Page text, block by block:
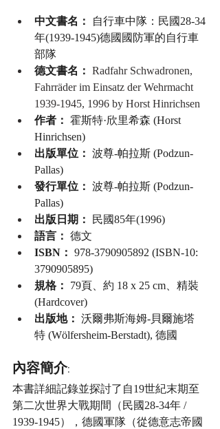
中文書名：
自行車中隊：民國28-34
年(1939-1945)德國國防軍的自行車
部隊
德文書名： Radfahr Schwadronen,
Fahrräder im Einsatz der Wehrmacht
1939-1945, 1996 by Horst Hinrichsen
作者： 霍斯特·欣里希森 (Horst
Hinrichsen)
出版單位： 波尊-帕拉斯 (Podzun-
Pallas)
發行單位： 波尊-帕拉斯 (Podzun-
Pallas)
出版日期：
民國85年(1996)
語言： 德文
ISBN： 978-3790905892 (ISBN-10:
3790905895)
規格：
79頁、約 18 x 25 cm、精裝
(Hardcover)
出版地： 沃爾弗斯海姆-貝爾施塔
特 (Wölfersheim-Berstadt), 德國
內容簡介:
本書詳細記錄並探討了自19世紀末期至
第二次世界大戰期間（民國28-34年 /
1939-1945），德國軍隊（從德意志帝國